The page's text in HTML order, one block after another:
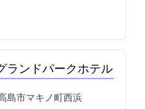
ランドパークホテル
市マキノ町西浜763-2